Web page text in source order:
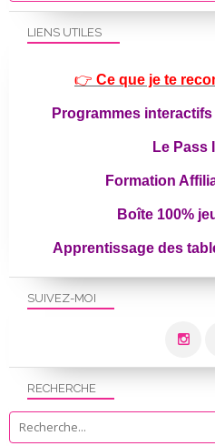
SUIVEZ-MOI
RECHERCHE
LIENS UTILES
👉 Ce que je te
Programmes
Le Pass
Formation
Boîte 100%
Apprentissage des